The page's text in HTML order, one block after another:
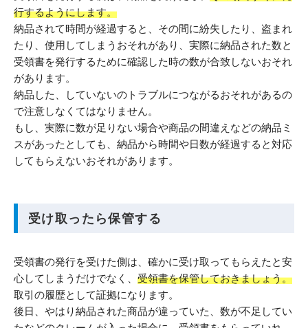
行するようにします。
納品されて時間が経過すると、その間に紛失したり、盗まれ
たり、使用してしまうおそれがあり、実際に納品された数と
受領書を発行するために確認した時の数が合致しないおそれ
があります。
納品した、していないのトラブルにつながるおそれがあるの
で注意しなくてはなりません。
もし、実際に数が足りない場合や商品の間違えなどの納品ミ
スがあったとしても、納品から時間や日数が経過すると対応
してもらえないおそれがあります。
受け取ったら保管する
受領書の発行を受けた側は、確かに受け取ってもらえたと安
心してしまうだけでなく、 受領書を保管しておきましょう。
取引の履歴として証拠になります。
後日、やはり納品された商品が違っていた、数が不足してい